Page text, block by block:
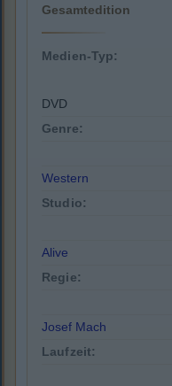
Gesamtedition
Medien-Typ:
DVD
Genre:
Western
Studio:
Alive
Regie:
Josef Mach
Laufzeit: